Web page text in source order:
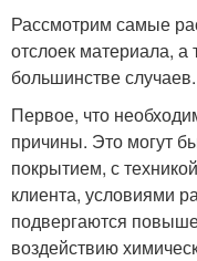
Рассмотрим самые
отслоек материала, а
большинстве случаев.
Первое, что
причины. Это могут
покрытием, с
клиента, условиями
подвергаются
воздействию